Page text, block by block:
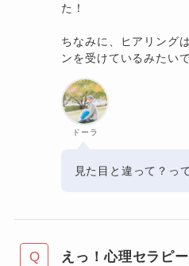
た！
ちなみに、ヒアリング
ンを受けているみたい
ドーラ
見た目と違って？っ
えっ！心理セラピ